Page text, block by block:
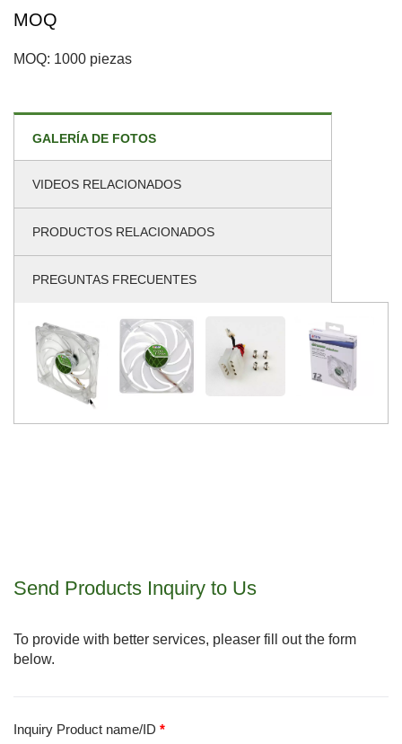
MOQ
MOQ: 1000 piezas
GALERÍA DE FOTOS
VIDEOS RELACIONADOS
PRODUCTOS RELACIONADOS
PREGUNTAS FRECUENTES